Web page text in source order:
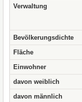
Verwaltung
Bevölkerungsdichte
Fläche
Einwohner
davon weiblich
davon männlich